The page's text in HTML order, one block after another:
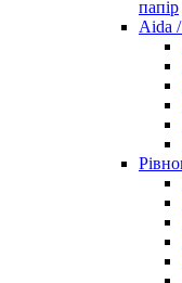
папір
Aida